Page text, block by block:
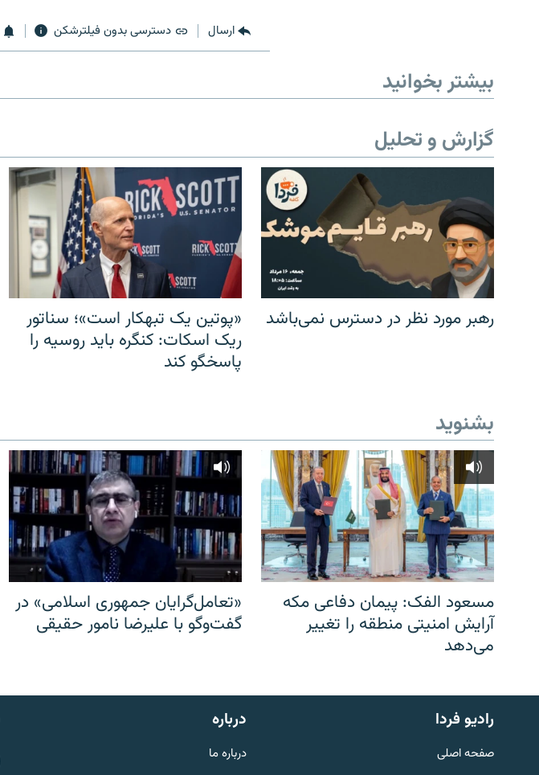
English
به ما بپیوندید
ارسال دسترسی بدون فیلترشکن
بیشتر بخوانید
گزارش و تحلیل
رهبر مورد نظر در دسترس نمی‌باشد
«پوتین یک تبهکار است»؛ سناتور
ریک اسکات: کنگره باید روسیه را
پاسخگو کند
بشنوید
مسعود الفک: پیمان دفاعی مکه
آرایش امنیتی منطقه را تغییر
می‌دهد
«تعامل‌گرایان جمهوری اسلامی» در
گفت‌وگو با علیرضا نامور حقیقی
رادیو فردا
صفحه اصلی
درباره
درباره ما